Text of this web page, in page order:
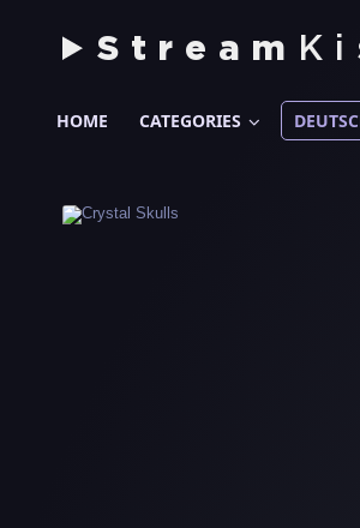
Stream
HOME CATEGORIES